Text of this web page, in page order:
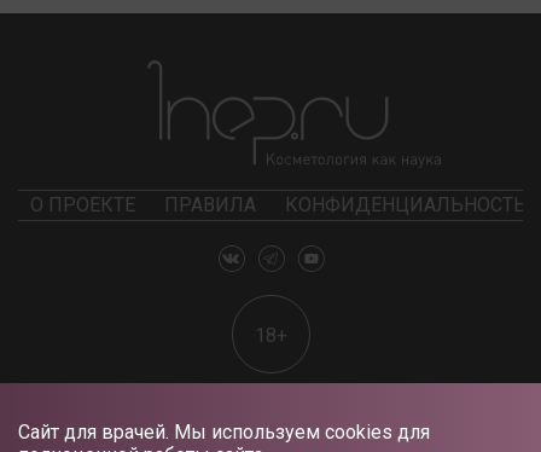
Сайт для врачей. Мы используем cookies для
О ПРОЕКТЕ ПРАВИЛА КОНФИДЕНЦИАЛЬНОСТЬ
18+